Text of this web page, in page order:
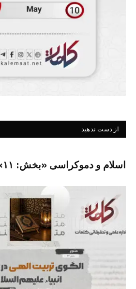
از دست ندهید
اسلام و دموکراسی «بخش: ۱۱»